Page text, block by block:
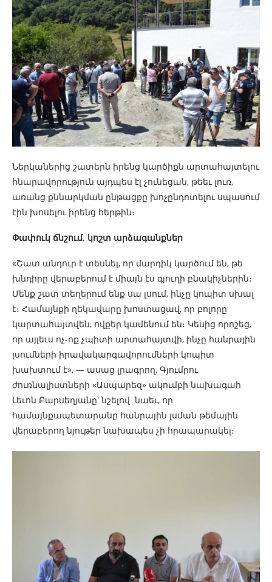
Ներկաներից շատերն իրենց կարծիքն արտահայտելու
հնարավորություն այդպես էլ չունեցան, թեեւ լուռ,
առանց քննարկման ընթացքը խոչընդոտելու սպասում
էին խոսելու իրենց հերթին։
Փափուկ ճնշում, կոշտ արձագանքներ
«Շատ անդուր է տեսնել, որ մարդիկ կարծում են, թե
խնդիրը վերաբերում է միայն էս գյուղի բնակիչներին։
Մենք շատ տեղերում ենք սա լսում, ինչը կոպիտ սխալ
է։ Համայնքի ղեկավարը խոստացավ, որ բոլորը
կարտահայտվեն, ովքեր կամենում են։ Կեսից որոշեց,
որ այլեւս ոչ-ոք չպիտի արտահայտվի, ինչը հանրային
լսումների իրավակարգավորումների կոպիտ
խախտում է», — ասաց լրագրող, Գյումրու
ժուռնալիստների «Ասպարեզ» ակումբի նախագահ
Լեւոն Բարսեղյանը՝ նշելով նաեւ, որ
համայնքապետարանը հանրային լսման թեմային
վերաբերող նյութեր նախապես չի հրապարակել։